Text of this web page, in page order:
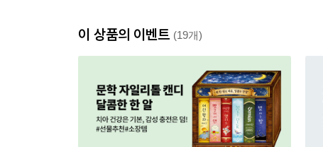
이 상품의 이벤트 (19개)